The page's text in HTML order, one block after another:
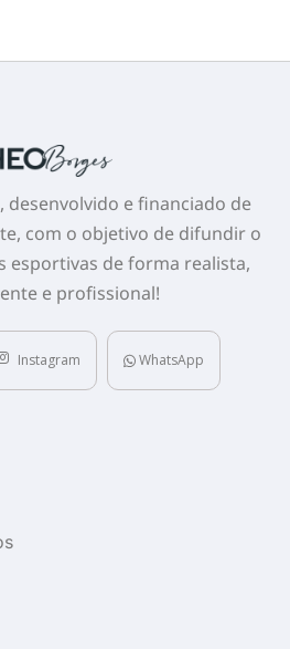
desenvolvido e financiado de
com o objetivo de difundir o
esportivas de forma realista,
e profissional!
Instagram WhatsApp